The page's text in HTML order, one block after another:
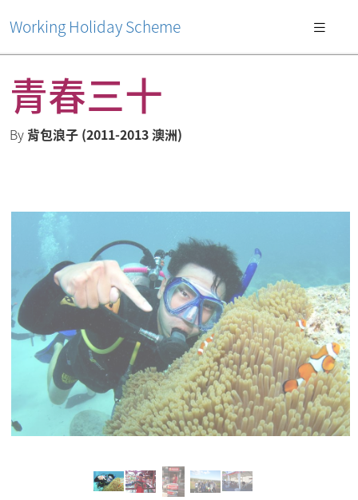
Working Holiday Scheme
青春三十
By 背包浪子 (2011-2013 澳洲)